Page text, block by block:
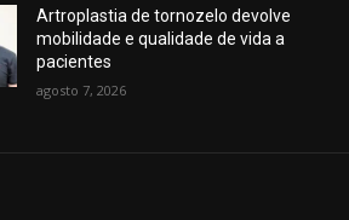
Artroplastia de tornozelo devolve
mobilidade e qualidade de vida a
pacientes
agosto 7, 2026